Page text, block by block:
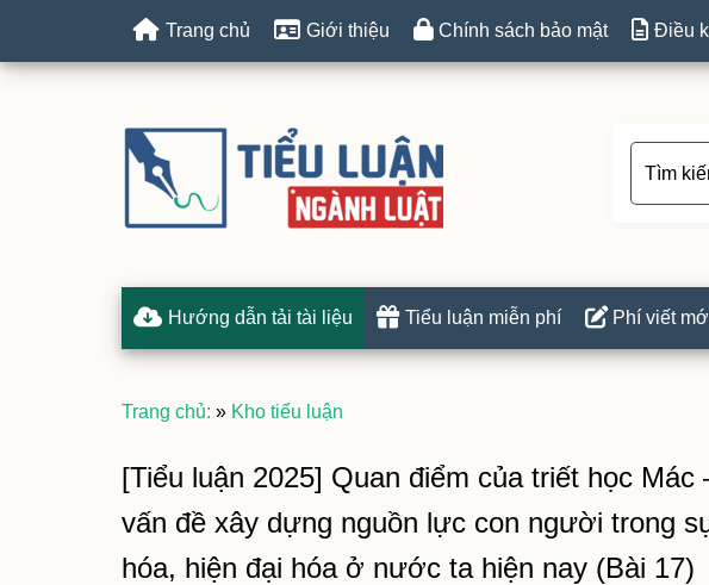
Trang chủ Giới thiệu Chính sách bảo mật Điều
Hướng dẫn tải tài liệu Tiểu luận miễn phí Phí viết
Trang chủ: » Kho tiểu luận
[Tiểu luận 2025] Quan điểm của triết học
vấn đề xây dựng nguồn lực con người trong
hóa, hiện đại hóa ở nước ta hiện nay (Bài 17)